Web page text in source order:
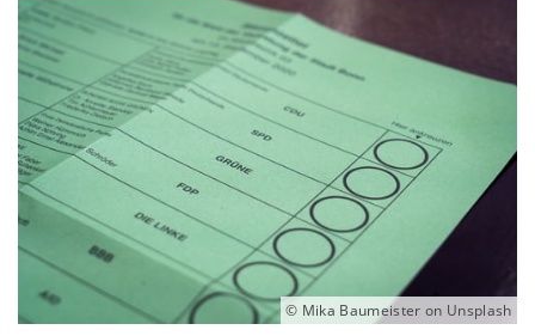
© Mika Baumeister on Unsplash